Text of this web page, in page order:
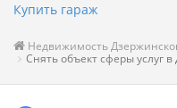
Купить гараж
Недвижимость
Снять объект сферы услуг